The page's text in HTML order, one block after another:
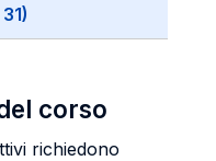
corso
richiedono